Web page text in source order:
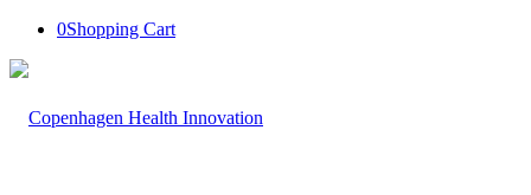
0Shopping Cart